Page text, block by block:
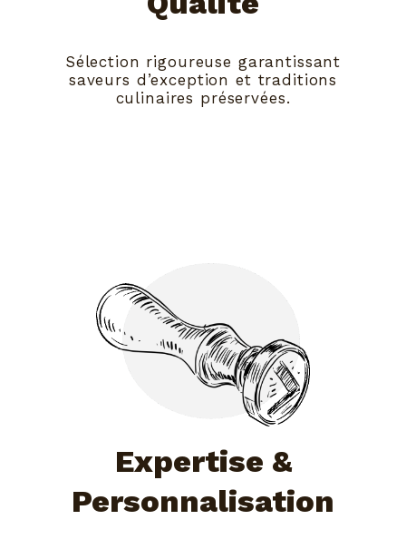
Sélection rigoureuse garantissant
saveurs d’exception et traditions
culinaires préservées.
Expertise &
Personnalisation